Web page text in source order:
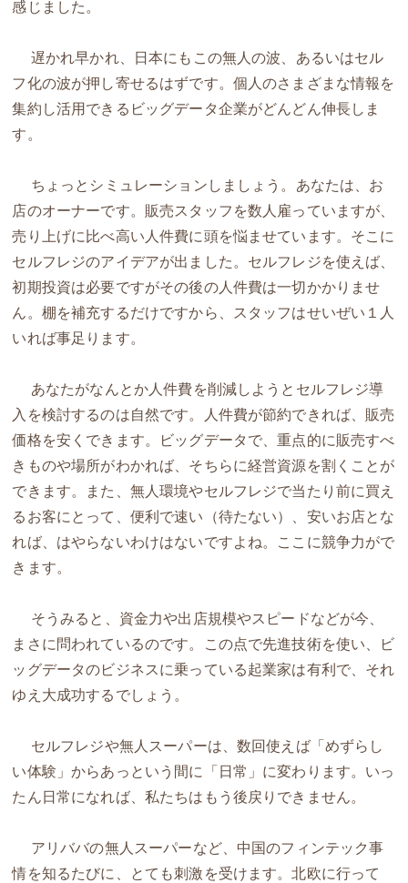
感じました。
遅かれ早かれ、日本にもこの無人の波、あるいはセル
フ化の波が押し寄せるはずです。個人のさまざまな情報を
集約し活用できるビッグデータ企業がどんどん伸長しま
す。
ちょっとシミュレーションしましょう。あなたは、お
店のオーナーです。販売スタッフを数人雇っていますが、
売り上げに比べ高い人件費に頭を悩ませています。そこに
セルフレジのアイデアが出ました。セルフレジを使えば、
初期投資は必要ですがその後の人件費は一切かかりませ
ん。棚を補充するだけですから、スタッフはせいぜい１人
いれば事足ります。
あなたがなんとか人件費を削減しようとセルフレジ導
入を検討するのは自然です。人件費が節約できれば、販売
価格を安くできます。ビッグデータで、重点的に販売すべ
きものや場所がわかれば、そちらに経営資源を割くことが
できます。また、無人環境やセルフレジで当たり前に買え
るお客にとって、便利で速い（待たない）、安いお店とな
れば、はやらないわけはないですよね。ここに競争力がで
きます。
そうみると、資金力や出店規模やスピードなどが今、
まさに問われているのです。この点で先進技術を使い、ビ
ッグデータのビジネスに乗っている起業家は有利で、それ
ゆえ大成功するでしょう。
セルフレジや無人スーパーは、数回使えば「めずらし
い体験」からあっという間に「日常」に変わります。いっ
たん日常になれば、私たちはもう後戻りできません。
アリババの無人スーパーなど、中国のフィンテック事
情を知るたびに、とても刺激を受けます。北欧に行って